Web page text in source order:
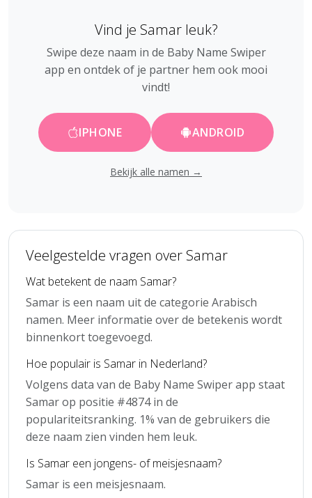
Vind je Samar leuk?
Swipe deze naam in de Baby Name Swiper
app en ontdek of je partner hem ook mooi
vindt!
IPHONE ANDROID
Bekijk alle namen →
Veelgestelde vragen over Samar
Wat betekent de naam Samar?
Samar is een naam uit de categorie Arabisch
namen. Meer informatie over de betekenis wordt
binnenkort toegevoegd.
Hoe populair is Samar in Nederland?
Volgens data van de Baby Name Swiper app staat
Samar op positie #4874 in de
populariteitsranking. 1% van de gebruikers die
deze naam zien vinden hem leuk.
Is Samar een jongens- of meisjesnaam?
Samar is een meisjesnaam.